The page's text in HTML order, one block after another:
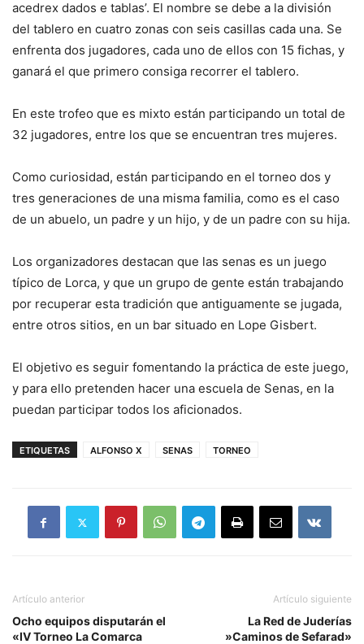
acedrex dados e tablas’. El nombre se debe a la división
del tablero en cuatro zonas con seis casillas cada una. Se
enfrenta dos jugadores, cada uno de ellos con 15 fichas, y
ganará el que primero consiga recorrer el tablero.
En este trofeo que es mixto están participando un total de
32 jugadores, entre los que se encuentran tres mujeres.
Como curiosidad, están participando en el torneo dos y
tres generaciones de una misma familia, como es el caso
de un abuelo, un padre y un hijo, y de un padre con su hija.
Los organizadores destacan que las senas es un juego
típico de Lorca, y que un grupo de gente están trabajando
por recuperar esta tradición que antiguamente se jugada,
entre otros sitios, en un bar situado en Lope Gisbert.
El objetivo es seguir fomentando la práctica de este juego,
y para ello pretenden hacer una escuela de Senas, en la
puedan participar todos los aficionados.
ETIQUETAS ALFONSO X SENAS TORNEO
Artículo anterior
Ocho equipos disputarán el
«IV Torneo La Comarca
Artículo siguiente
La Red de Juderías
»Caminos de Sefarad»